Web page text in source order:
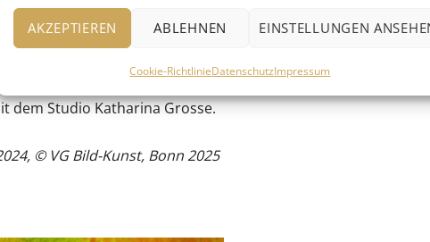
AKZEPTIEREN ABLEHNEN EINSTELLUNGEN
Cookie-RichtlinieDatenschutzImpressum
situ Arbeiten. Die in Stuttgart präsentierten Werke bieten
vielfältiges Œuvre
und zeigen die unerschöpfliche
sie das Möglichkeitsfeld der Gattung neu definiert!
dem Studio Katharina Grosse.
© VG Bild-Kunst, Bonn 2025